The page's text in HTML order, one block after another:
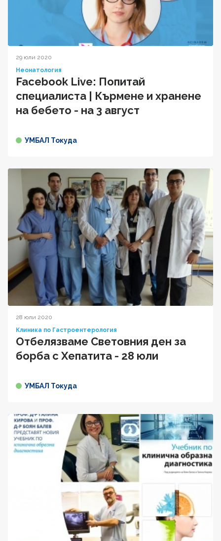
29 юли 2020
Неонатология
Facebook Live: Попитай
специалиста | Кърмене и хранене
на бебето - на 3 август
УМБАЛ Токуда
28 юли 2020
Клиника по Гастроентерология
Отбелязваме Световния ден за
борба с Хепатита - 28 юли
УМБАЛ Токуда